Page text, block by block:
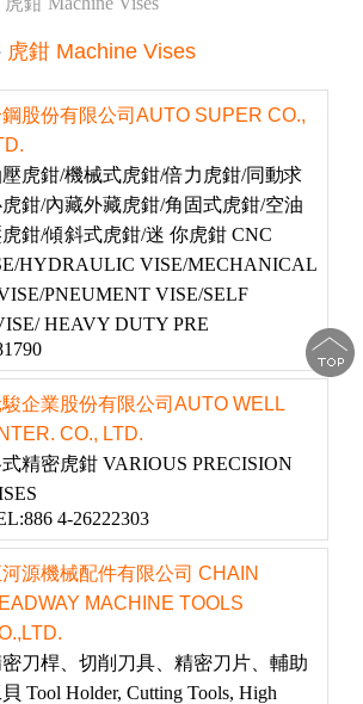
虎鉗 Machine Vises
股份有限公司AUTO SUPER CO.,
虎鉗/機械式虎鉗/倍力虎鉗/同動求
鉗/內藏外藏虎鉗/角固式虎鉗/空油
鉗/傾斜式虎鉗/迷 你虎鉗 CNC
HYDRAULIC VISE/MECHANICAL
PNEUMENT VISE/SELF
HEAVY DUTY PRE
駿企業股份有限公司AUTO WELL
CO., LTD.
精密虎鉗 VARIOUS PRECISION
4-26222303
源機械配件有限公司 CHAIN
MACHINE TOOLS
刀桿、切削刀具、精密刀片、輔助
Tool Holder, Cutting Tools, High